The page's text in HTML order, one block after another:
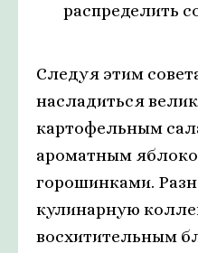
распределить
Следуя этим
насладиться
картофельным
ароматным
горошинками.
кулинарную
восхитительным